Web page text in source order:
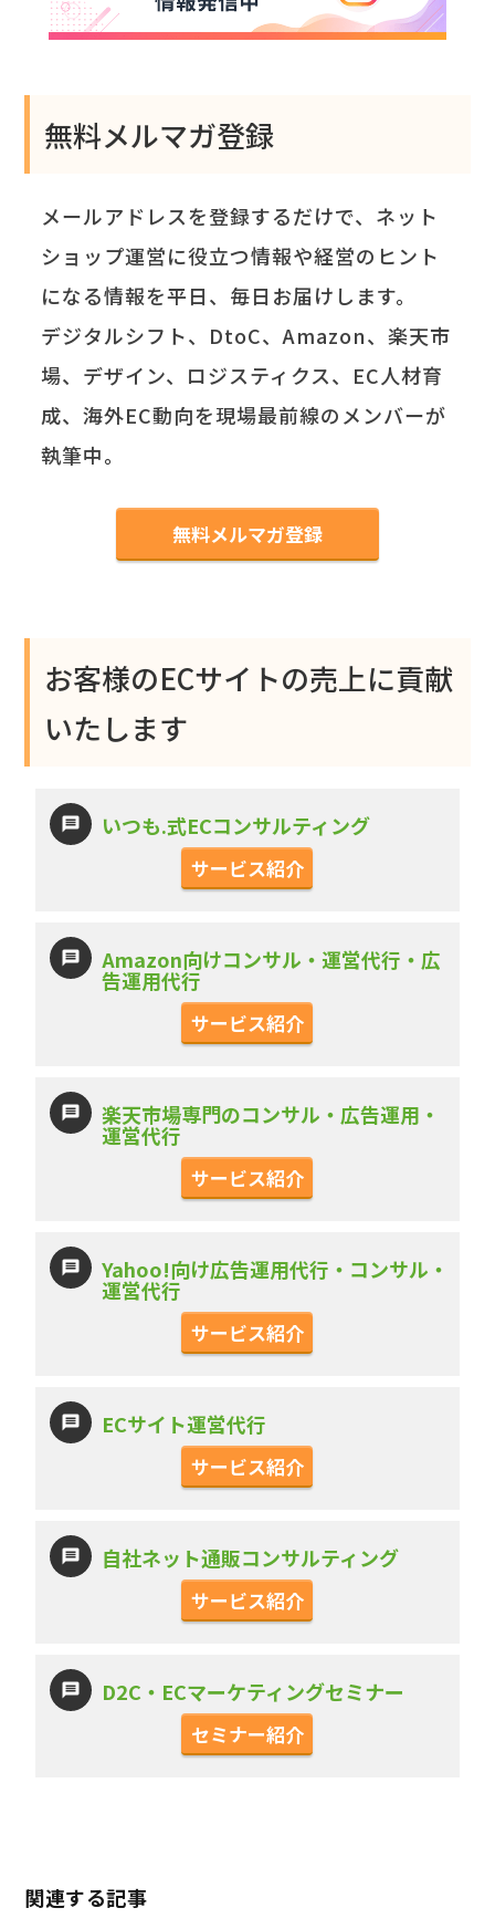
無料メルマガ登録
メールアドレスを登録するだけで、ネット
ショップ運営に役立つ情報や経営のヒント
になる情報を平日、毎日お届けします。
デジタルシフト、DtoC、Amazon、楽天市
場、デザイン、ロジスティクス、EC人材育
成、海外EC動向を現場最前線のメンバーが
執筆中。
無料メルマガ登録
お客様のECサイトの売上に貢献
いたします
いつも.式ECコンサルティング
サービス紹介
Amazon向けコンサル・運営代行・広
告運用代行
サービス紹介
楽天市場専門のコンサル・広告運用・
運営代行
サービス紹介
Yahoo!向け広告運用代行・コンサル・
運営代行
サービス紹介
ECサイト運営代行
サービス紹介
自社ネット通販コンサルティング
サービス紹介
D2C・ECマーケティングセミナー
セミナー紹介
関連する記事